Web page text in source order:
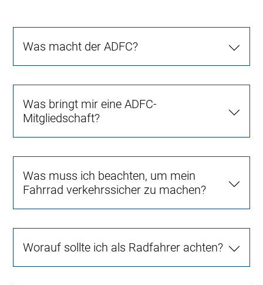
Was macht der ADFC?
Was bringt mir eine ADFC-
Mitgliedschaft?
Was muss ich beachten, um mein
Fahrrad verkehrssicher zu machen?
Worauf sollte ich als Radfahrer achten?